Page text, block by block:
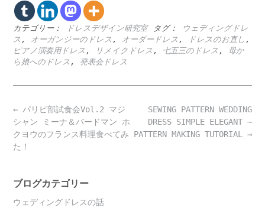
カテゴリー： ドレスデザイン研究室 タグ：
ウェディングドレ
ス , オーガンジーのドレス , オーダードレス , ドレスのお直し ,
ピアノ演奏用ドレス , リメイクドレス , 七五三のドレス , 母か
ら娘へのドレス , 発表会ドレス
Post
navigation
SEWING PATTERN WEDDING
DRESS SIMPLE ELEGANT ~
PATTERN MAKING TUTORIAL →
← パリピ部試食会Vol.2 マジ
シャン ミーナ＆バードマン ホ
クヨウのフランス料理食べてみ
た！
ブログカテゴリー
ウェディングドレスの話